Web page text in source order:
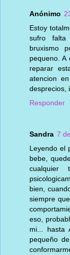
Anónimo
Estoy
sufro falta
bruxismo
pequeno.
reparar
atencion
desprecios,
Responder
Sandra 7
Leyendo el
bebe,
cualquier
bien,
siempre
eso,
mi... hasta
pequeño